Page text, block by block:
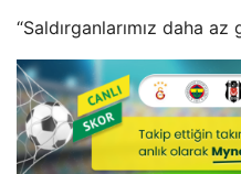
“Saldırganlarımız daha az